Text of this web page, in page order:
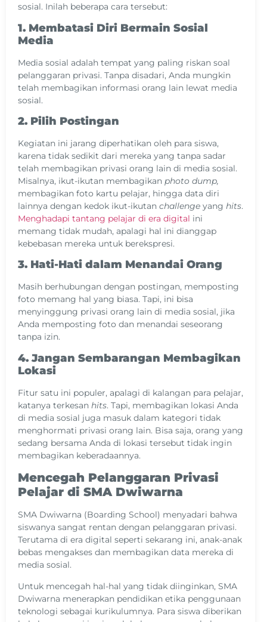
sosial. Inilah beberapa cara tersebut:
1. Membatasi Diri Bermain Sosial
Media
Media sosial adalah tempat yang paling riskan soal
pelanggaran privasi. Tanpa disadari, Anda mungkin
telah membagikan informasi orang lain lewat media
sosial.
2. Pilih Postingan
Kegiatan ini jarang diperhatikan oleh para siswa,
karena tidak sedikit dari mereka yang tanpa sadar
telah membagikan privasi orang lain di media sosial.
Misalnya, ikut-ikutan membagikan photo dump,
membagikan foto kartu pelajar, hingga data diri
lainnya dengan kedok ikut-ikutan challenge yang hits.
Menghadapi tantang pelajar di era digital ini
memang tidak mudah, apalagi hal ini dianggap
kebebasan mereka untuk berekspresi.
3. Hati-Hati dalam Menandai Orang
Masih berhubungan dengan postingan, memposting
foto memang hal yang biasa. Tapi, ini bisa
menyinggung privasi orang lain di media sosial, jika
Anda memposting foto dan menandai seseorang
tanpa izin.
4. Jangan Sembarangan Membagikan
Lokasi
Fitur satu ini populer, apalagi di kalangan para pelajar,
katanya terkesan hits. Tapi, membagikan lokasi Anda
di media sosial juga masuk dalam kategori tidak
menghormati privasi orang lain. Bisa saja, orang yang
sedang bersama Anda di lokasi tersebut tidak ingin
membagikan keberadaannya.
Mencegah Pelanggaran Privasi
Pelajar di SMA Dwiwarna
SMA Dwiwarna (Boarding School) menyadari bahwa
siswanya sangat rentan dengan pelanggaran privasi.
Terutama di era digital seperti sekarang ini, anak-anak
bebas mengakses dan membagikan data mereka di
media sosial.
Untuk mencegah hal-hal yang tidak diinginkan, SMA
Dwiwarna menerapkan pendidikan etika penggunaan
teknologi sebagai kurikulumnya. Para siswa diberikan